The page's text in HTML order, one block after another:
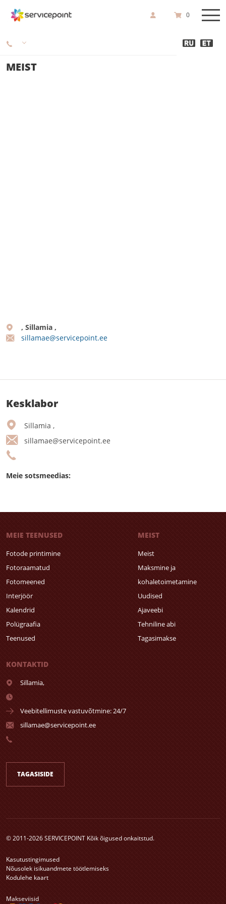
0
MEIST
, Sillamia ,
sillamae@servicepoint.ee
Kesklabor
Sillamia ,
sillamae@servicepoint.ee
Meie sotsmeedias:
MEIE TEENUSED
Fotode printimine
Fotoraamatud
Fotomeened
Interjöör
Kalendrid
Polügraafia
Teenused
MEIST
Meist
Maksmine ja
kohaletoimetamine
Uudised
Ajaveebi
Tehniline abi
Tagasimakse
KONTAKTID
Sillamia,
Veebitellimuste vastuvõtmine: 24/7
sillamae@servicepoint.ee
TAGASISIDE
© 2011-2026 SERVICEPOINT Kõik õigused onkaitstud.
Kasutustingimused
Nõusolek isikuandmete töötlemiseks
Kodulehe kaart
Makseviisid